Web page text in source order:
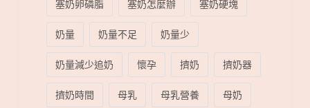
塞奶卵磷脂
塞奶怎麼辦
塞奶硬塊
奶量
奶量不足
奶量少
奶量減少追奶
懷孕 擠奶
擠奶器
擠奶時間
母乳 母乳營養
母奶